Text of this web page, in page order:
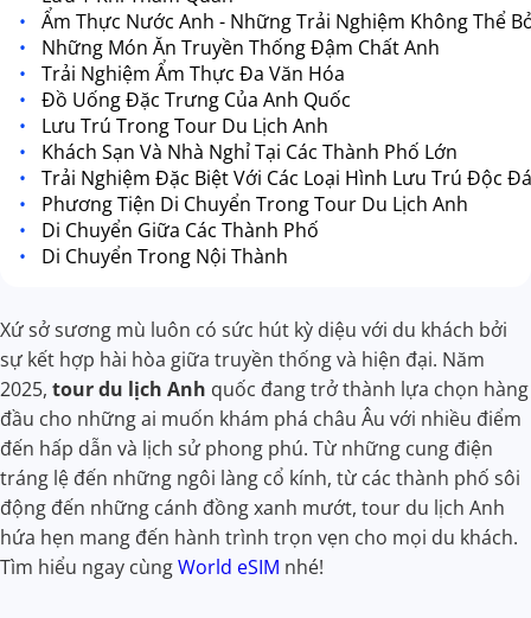
Ẩm Thực Nước Anh - Những Trải Nghiệm Không Thể
Những Món Ăn Truyền Thống Đậm Chất Anh
Trải Nghiệm Ẩm Thực Đa Văn Hóa
Đồ Uống Đặc Trưng Của Anh Quốc
Lưu Trú Trong Tour Du Lịch Anh
Khách Sạn Và Nhà Nghỉ Tại Các Thành Phố Lớn
Trải Nghiệm Đặc Biệt Với Các Loại Hình Lưu Trú Độc
Phương Tiện Di Chuyển Trong Tour Du Lịch Anh
Di Chuyển Giữa Các Thành Phố
Di Chuyển Trong Nội Thành
Xứ sở sương mù luôn có sức hút kỳ diệu với du khách bởi
sự kết hợp hài hòa giữa truyền thống và hiện đại. Năm
2025, tour du lịch Anh quốc đang trở thành lựa chọn hàng
đầu cho những ai muốn khám phá châu Âu với nhiều điểm
đến hấp dẫn và lịch sử phong phú. Từ những cung điện
tráng lệ đến những ngôi làng cổ kính, từ các thành phố sôi
động đến những cánh đồng xanh mướt, tour du lịch Anh
hứa hẹn mang đến hành trình trọn vẹn cho mọi du khách.
Tìm hiểu ngay cùngWorld eSIM nhé!